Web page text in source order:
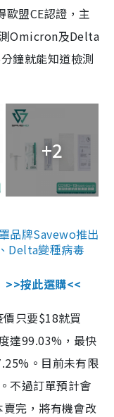
盟CE認證，主
Omicron及Delta
鐘就能知道檢測
+2
品牌Savewo推出
Delta變種病毒
>>按此選購<<
只要$18就買
達99.03%，最快
。目前未有限
不過訂單預計會
完，將有機會改